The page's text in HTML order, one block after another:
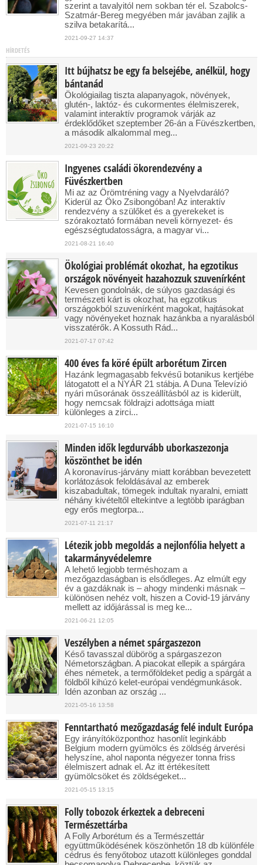
szerint a tavalyitól nem sokban tér el. Szabolcs-
Szatmár-Bereg megyében már javában zajlik a
szilva betakarítá...
2021-09-27 14:37
HÍRDETÉS
Itt bújhatsz be egy fa belsejébe, anélkül, hogy
bántanád
Ökológiailag tiszta alapanyagok, növények,
glutén-, laktóz- és cukormentes élelmiszerek,
valamint interaktív programok várják az
érdeklődőket szeptember 26-án a Füvészkertben,
a második alkalommal meg...
2021-09-23 20:22
Ingyenes családi ökorendezvény a
Füvészkertben
Mi az az Örömtréning vagy a Nyelvdaráló?
Kiderül az Öko Zsibongóban! Az interaktív
rendezvény a szülőket és a gyerekeket is
szórakoztató formában neveli környezet- és
egészségtudatosságra, a magyar vi...
2021-08-21 16:40
Ökológiai problémát okozhat, ha egzotikus
országok növényeit hazahozzuk szuvenírként
Kevesen gondolnák, de súlyos gazdasági és
természeti kárt is okozhat, ha egzotikus
országokból szuvenírként magokat, hajtásokat
vagy növényeket hoznak hazánkba a nyaralásból
visszatérők. A Kossuth Rád...
2021-07-17 07:42
400 éves fa köré épült arborétum Zircen
Hazánk legmagasabb fekvésű botanikus kertjébe
látogatott el a NYÁR 21 stábja. A Duna Televízió
nyári műsorának összeállításból az is kiderült,
hogy nemcsak földrajzi adottsága miatt
különleges a zirci...
2021-07-15 16:10
Minden idők legdurvább uborkaszezonja
köszönthet be idén
A koronavírus-járvány miatt korábban bevezetett
korlátozások feloldásával az emberek
kiszabadultak, tömegek indultak nyaralni, emiatt
néhány kivételtől eltekintve a legtöbb iparágban
egy erős megtorpa...
2021-07-11 21:17
Létezik jobb megoldás a nejlonfólia helyett a
takarmányvédelemre
A lehető legjobb terméshozam a
mezőgazdaságban is elsődleges. Az elmúlt egy
év a gazdáknak is – ahogy mindenki másnak –
különösen nehéz volt, hiszen a Covid-19 járvány
mellett az időjárással is meg ke...
2021-06-21 12:05
Veszélyben a német spárgaszezon
Késő tavasszal dübörög a spárgaszezon
Németországban. A piacokat ellepik a spárgára
éhes németek, a termőföldeket pedig a spárgát a
földből kihúzó kelet-európai vendégmunkások.
Idén azonban az ország ...
2021-05-16 13:58
Fenntartható mezőgazdaság felé indult Európa
Egy irányítóközponthoz hasonlít leginkább
Belgium modern gyümölcs és zöldség árverési
helyszíne, ahol naponta négyezer tonna friss
élelmiszert adnak el. Az itt értékesített
gyümölcsöket és zöldségeket...
2021-05-15 13:15
Folly tobozok érkeztek a debreceni
Természettárba
A Folly Arborétum és a Természettár
együttműködésének köszönhetőn 18 db különféle
cédrus és fenyőtoboz utazott különleges gonddal